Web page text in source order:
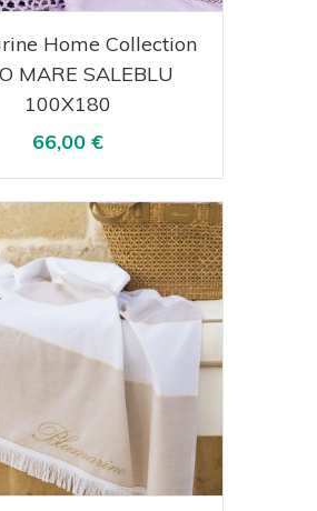
Visualizza
Home Collection
MARE SALEBLU
100X180
66,00 €